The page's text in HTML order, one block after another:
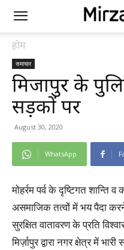
होम
समाचार
मिर्जापुर के
सड़कों पर
August 30, 2020
WhatsApp
मोहर्रम पर्व के दृष्टिगत
असमाजिक तत्वों में भय पैदा
सुरक्षित वातावरण के प्रति
मिर्ज़ापुर द्वारा नगर क्षेत्र में